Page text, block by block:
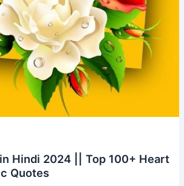
Hindi 2024 || Top 100+ Heart
Quotes